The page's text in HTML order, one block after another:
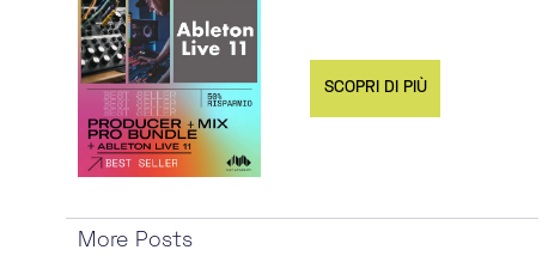
SCOPRI DI PIÙ
More Posts